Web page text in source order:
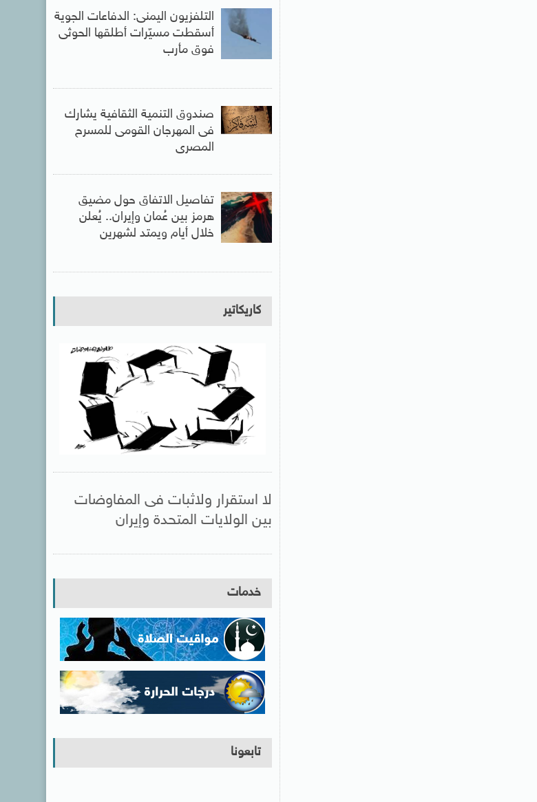
التلفزيون اليمنى: الدفاعات الجوية
أسقطت مسيّرات أطلقها الحوثى
فوق مأرب
صندوق التنمية الثقافية يشارك
فى المهرجان القومى للمسرح
المصرى
تفاصيل الاتفاق حول مضيق
هرمز بين عُمان وإيران.. يُعلن
خلال أيام ويمتد لشهرين
كاريكاتير
لا استقرار ولاثبات فى المفاوضات
بين الولايات المتحدة وإيران
خدمات
تابعونا